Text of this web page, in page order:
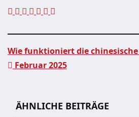
Wie funktioniert die
Februar 2025
ÄHNLICHE BEITRÄGE